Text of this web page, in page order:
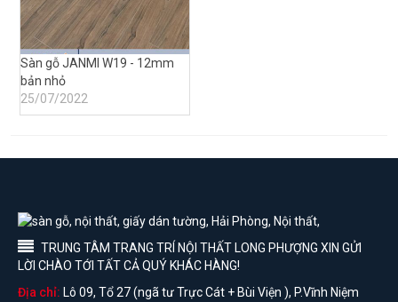
Sàn gỗ JANMI W19 - 12mm
bản nhỏ
25/07/2022
TRUNG TÂM TRANG TRÍ NỘI THẤT LONG PHƯỢNG XIN GỬI
LỜI CHÀO TỚI TẤT CẢ QUÝ KHÁC HÀNG!
Địa chỉ: Lô 09, Tổ 27 (ngã tư Trực Cát + Bùi Viện ), P.Vĩnh Niệm